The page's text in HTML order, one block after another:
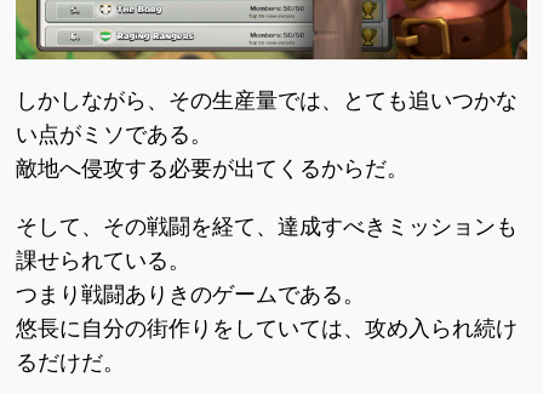
しかしながら、その生産量では、とても追いつかな
い点がミソである。
敵地へ侵攻する必要が出てくるからだ。
そして、その戦闘を経て、達成すべきミッションも
課せられている。
つまり戦闘ありきのゲームである。
悠長に自分の街作りをしていては、攻め入られ続け
るだけだ。